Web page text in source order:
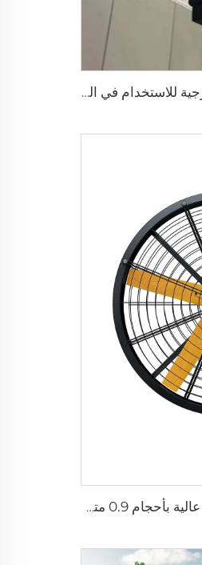
بيع بالجملة مروحة رذاذ ماء خارجية للاستخدام في المطاعم، تعمل بجهد 220 فولت، تبريد هوائي صيفي متذبذب
مروحة كبيرة تجارية ذات جودة عالية بأحجام 0.9 متر و1.2 متر، مخصصة للأماكن الكبيرة مثل المصانع والمطاعم والمزارع والفندقة، محرك 220 فولت